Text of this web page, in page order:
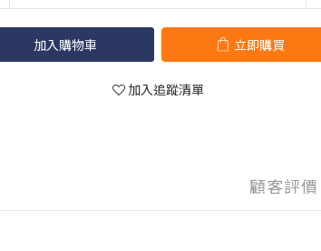
加入購物車 立即購買
加入追蹤清單
顧客評價